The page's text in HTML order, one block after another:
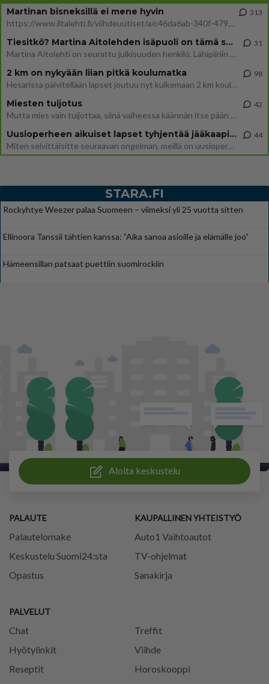
Martinan bisneksillä ei mene hyvin
https://www.iltalehti.fi/viihdeuutiset/a/c46da6ab-340f-4790-aaa7-0865eed2336 Yrityksen konkurssihakemus on tullut kärä
313
Tiesitkö? Martina Aitolehden isäpuoli on tämä suosittu laulaja
Martina Aitolehti on seurattu julkisuuden henkilö. Lähipiiriin mahtuu muitakin tunnettuja henkilöitä. Tiesitkö, että Ma
31
2 km on nykyään liian pitkä koulumatka
Hesarissa päivitellään lapset joutuu nyt kulkemaan 2 km kouluun jösses. Ruostefillarilla tuo matka menee vaikka miten äk
98
Miesten tuijotus
Mutta mies vain tuijottaa, siinä vaiheessa käännän itse pään pois. Mikä juttu? Yleensä jos joku tuijottaa tai katsoo, hä
42
Uusioperheen aikuiset lapset tyhjentää jääkaapin käydessään
Miten selvittäisitte seuraavan ongelman, meillä on uusioperhe, minulla teini-ikäiset lapset ja puolisolla aikuiset, jotk
44
STARA.FI
Rockyhtye Weezer palaa Suomeen – viimeksi yli 25 vuotta sitten
Ellinoora Tanssii tähtien kanssa: ”Aika sanoa asioille ja elämälle joo”
Hämeensillan patsaat puettiin suomirockiin
Aloita keskustelu
PALAUTE
Palautelomake
Keskustelu Suomi24:sta
Opastus
PALVELUT
Chat
Treffit
Hyötylinkit
Viihde
Reseptit
Horoskooppi
KAUPALLINEN YHTEISTYÖ
Auto1 Vaihtoautot
TV-ohjelmat
Sanakirja